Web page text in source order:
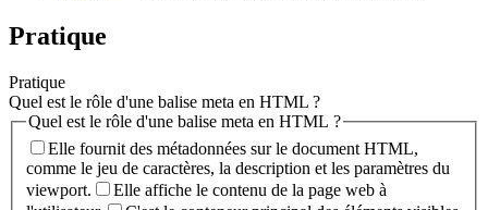
Pratique
Pratique
Quel est le rôle d'une balise meta en HTML ?
Quel est le rôle d'une balise meta en HTML ?
Elle fournit des métadonnées sur le document HTML,
comme le jeu de caractères, la description et les paramètres du
viewport.
Elle affiche le contenu de la page web à